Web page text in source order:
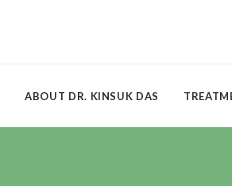
ABOUT DR. KINSUK DAS